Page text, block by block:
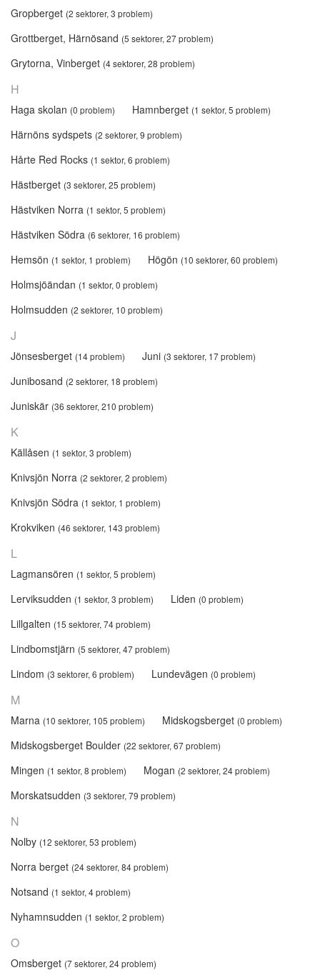
Gropberget (2 sektorer, 3 problem)
Grottberget, Härnösand (5 sektorer, 27 problem)
Grytorna, Vinberget (4 sektorer, 28 problem)
H
Haga skolan (0 problem) Hamnberget (1 sektor, 5 problem)
Härnöns sydspets (2 sektorer, 9 problem)
Hårte Red Rocks (1 sektor, 6 problem)
Hästberget (3 sektorer, 25 problem)
Hästviken Norra (1 sektor, 5 problem)
Hästviken Södra (6 sektorer, 16 problem)
Hemsön (1 sektor, 1 problem) Högön (10 sektorer, 60 problem)
Holmsjöändan (1 sektor, 0 problem)
Holmsudden (2 sektorer, 10 problem)
J
Jönsesberget (14 problem) Juni (3 sektorer, 17 problem)
Junibosand (2 sektorer, 18 problem)
Juniskär (36 sektorer, 210 problem)
K
Källåsen (1 sektor, 3 problem)
Knivsjön Norra (2 sektorer, 2 problem)
Knivsjön Södra (1 sektor, 1 problem)
Krokviken (46 sektorer, 143 problem)
L
Lagmansören (1 sektor, 5 problem)
Lerviksudden (1 sektor, 3 problem) Liden (0 problem)
Lillgalten (15 sektorer, 74 problem)
Lindbomstjärn (5 sektorer, 47 problem)
Lindom (3 sektorer, 6 problem) Lundevägen (0 problem)
M
Marna (10 sektorer, 105 problem) Midskogsberget (0 problem)
Midskogsberget Boulder (22 sektorer, 67 problem)
Mingen (1 sektor, 8 problem) Mogan (2 sektorer, 24 problem)
Morskatsudden (3 sektorer, 79 problem)
N
Nolby (12 sektorer, 53 problem)
Norra berget (24 sektorer, 84 problem)
Notsand (1 sektor, 4 problem)
Nyhamnsudden (1 sektor, 2 problem)
O
Omsberget (7 sektorer, 24 problem)